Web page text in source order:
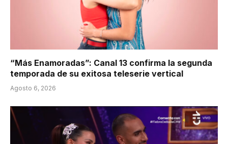
“Más Enamoradas”: Canal 13 confirma la segunda
temporada de su exitosa teleserie vertical
Agosto 6, 2026